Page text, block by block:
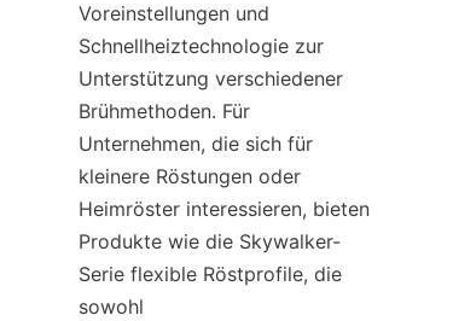
Voreinstellungen und
Schnellheiztechnologie zur
Unterstützung verschiedener
Brühmethoden. Für
Unternehmen, die sich für
kleinere Röstungen oder
Heimröster interessieren, bieten
Produkte wie die Skywalker-
Serie flexible Röstprofile, die
sowohl